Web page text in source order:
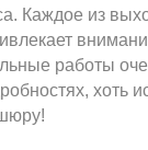
Каждое из
работы
хоть